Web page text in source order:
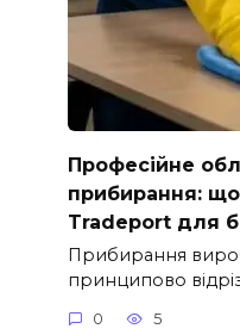
Професійне
прибирання:
Tradeport для
Прибирання
принципово
0 5